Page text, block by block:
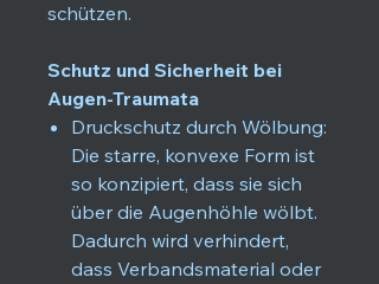
schützen.
Schutz und Sicherheit bei
Augen-Traumata
Druckschutz durch Wölbung:
Die starre, konvexe Form ist
so konzipiert, dass sie sich
über die Augenhöhle wölbt.
Dadurch wird verhindert,
dass Verbandsmaterial oder